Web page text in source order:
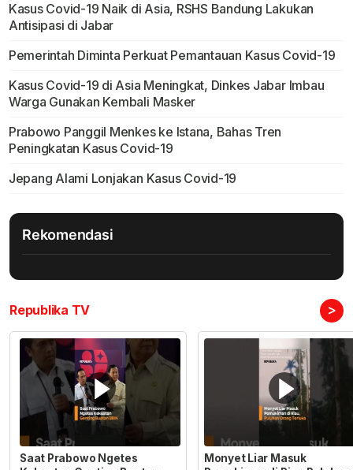
Kasus Covid-19 Naik di Asia, RSHS Bandung Lakukan
Antisipasi di Jabar
Pemerintah Diminta Perkuat Pemantauan Kasus Covid-19
Kasus Covid-19 di Asia Meningkat, Dinkes Jabar Imbau
Warga Gunakan Kembali Masker
Prabowo Panggil Menkes ke Istana, Bahas Tren
Peningkatan Kasus Covid-19
Jepang Alami Lonjakan Kasus Covid-19
Rekomendasi
Republika TV >
Saat Prabowo Ngetes
Monyet Liar Masuk